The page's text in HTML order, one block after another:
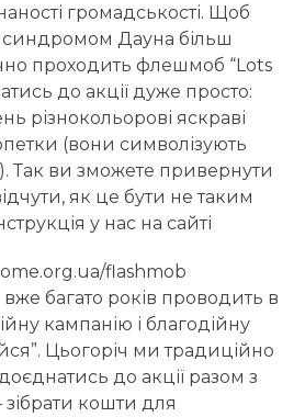
громадськості. Щоб
Дауна більш
проходить флешмоб “Lots
до акції дуже просто:
різнокольорові яскраві
(вони символізують
Так ви зможете привернути
як це бути не таким
у нас на сайті
flashmob
вже багато років проводить в
кампанію і благодійну
Цьогоріч ми традиційно
до акції разом з
зібрати кошти для